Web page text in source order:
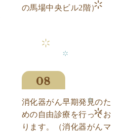
の馬場中央ビル2階）
消化器がん早期発見のた
めの自由診療を行ってお
ります。（消化器がんマ